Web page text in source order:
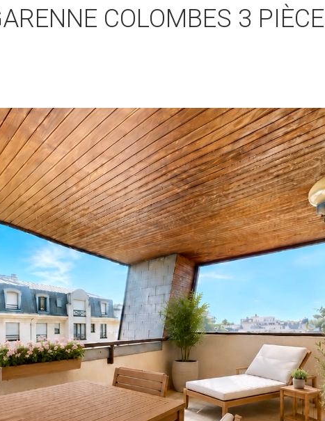
COLOMBES 3